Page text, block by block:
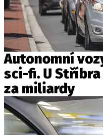
Autonomní
sci-fi. U
za miliardy